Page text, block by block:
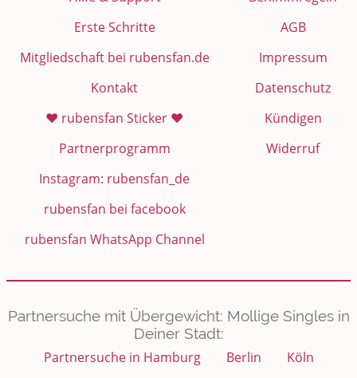
Erste Schritte
Mitgliedschaft bei rubensfan.de
Kontakt
❤️ rubensfan Sticker ❤️
Partnerprogramm
Instagram: rubensfan_de
rubensfan bei facebook
rubensfan WhatsApp Channel
AGB
Impressum
Datenschutz
Kündigen
Widerruf
Partnersuche mit Übergewicht: Mollige Singles in
Deiner Stadt:
Partnersuche in Hamburg
Berlin Köln